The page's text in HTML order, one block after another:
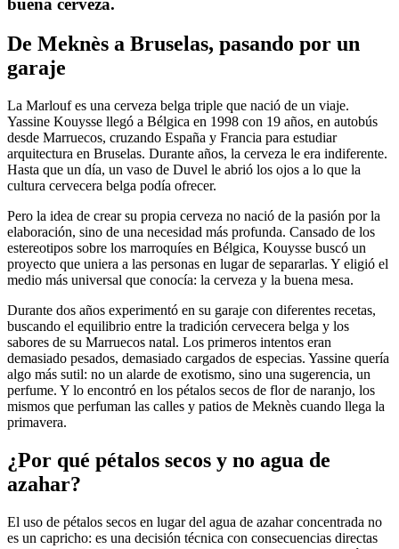
buena cerveza.
De Meknès a Bruselas, pasando por un
garaje
La Marlouf es una cerveza belga triple que nació de un viaje.
Yassine Kouysse llegó a Bélgica en 1998 con 19 años, en autobús
desde Marruecos, cruzando España y Francia para estudiar
arquitectura en Bruselas. Durante años, la cerveza le era indiferente.
Hasta que un día, un vaso de Duvel le abrió los ojos a lo que la
cultura cervecera belga podía ofrecer.
Pero la idea de crear su propia cerveza no nació de la pasión por la
elaboración, sino de una necesidad más profunda. Cansado de los
estereotipos sobre los marroquíes en Bélgica, Kouysse buscó un
proyecto que uniera a las personas en lugar de separarlas. Y eligió el
medio más universal que conocía: la cerveza y la buena mesa.
Durante dos años experimentó en su garaje con diferentes recetas,
buscando el equilibrio entre la tradición cervecera belga y los
sabores de su Marruecos natal. Los primeros intentos eran
demasiado pesados, demasiado cargados de especias. Yassine quería
algo más sutil: no un alarde de exotismo, sino una sugerencia, un
perfume. Y lo encontró en los pétalos secos de flor de naranjo, los
mismos que perfuman las calles y patios de Meknès cuando llega la
primavera.
¿Por qué pétalos secos y no agua de
azahar?
El uso de pétalos secos en lugar del agua de azahar concentrada no
es un capricho: es una decisión técnica con consecuencias directas